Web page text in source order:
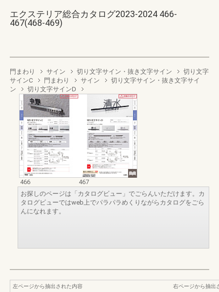
エクステリア総合カタログ2023-2024 466-
467(468-469)
門まわり サイン 切り文字サイン・抜き文字サイン
切り文字
サインC
門まわり サイン
切り文字サイン・抜き文字サイ
ン
切り文字サインD
466
467
お探しのページは「カタログビュー」でごらんいただけます。カ
タログビューではweb上でパラパラめくりながらカタログをごら
んになれます。
左ページから抽出された内容
右ページから抽出